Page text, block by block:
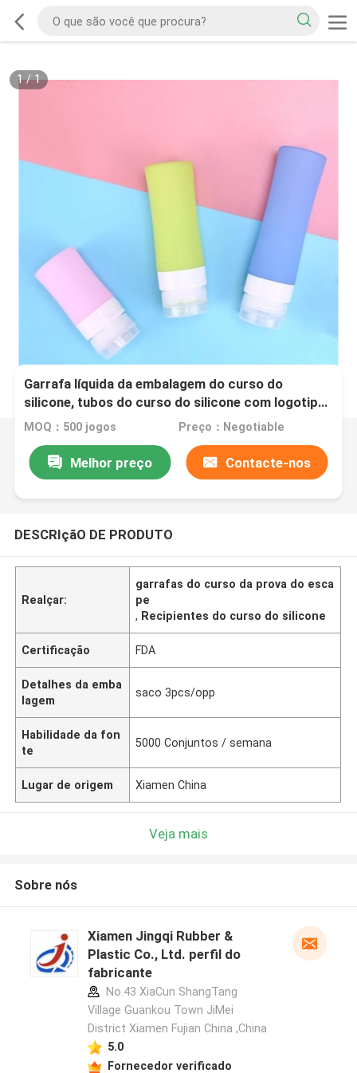
1/1
Garrafa líquida da embalagem do curso do
silicone, tubos do curso do silicone com logotipo
feito sob encomenda
MOQ：500 jogos Preço：Negotiable
Melhor preço Contacte-nos
DESCRIçãO DE PRODUTO
Realçar:
garrafas do curso da prova do esca
pe
, Recipientes do curso do silicone
Certificação FDA
Detalhes da emba
lagem
saco 3pcs/opp
Habilidade da fon
te
5000 Conjuntos / semana
Lugar de origem Xiamen China
Veja mais
Sobre nós
Xiamen Jingqi Rubber &
Plastic Co., Ltd. perfil do
fabricante
No.43 XiaCun ShangTang
Village Guankou Town JiMei
District Xiamen Fujian China ,China
5.0
Fornecedor verificado